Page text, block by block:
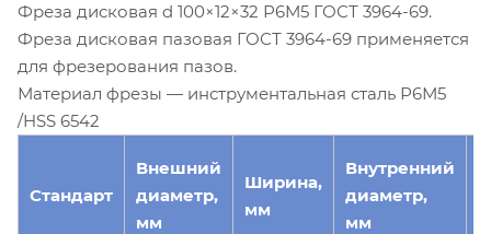
Фреза дисковая d 100×12×32 Р6М5 ГОСТ 3964-69.
Фреза дисковая пазовая ГОСТ 3964-69 применяется
для фрезерования пазов.
Материал фрезы — инструментальная сталь Р6М5
/HSS 6542
Стандарт
Внешний
диаметр,
мм
Ширина,
мм
Внутренний
диаметр,
мм